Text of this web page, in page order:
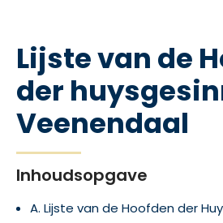
Lijste van de
der
Veenendaal
Inhoudsopgave
A. Lijste van de Hoofden der